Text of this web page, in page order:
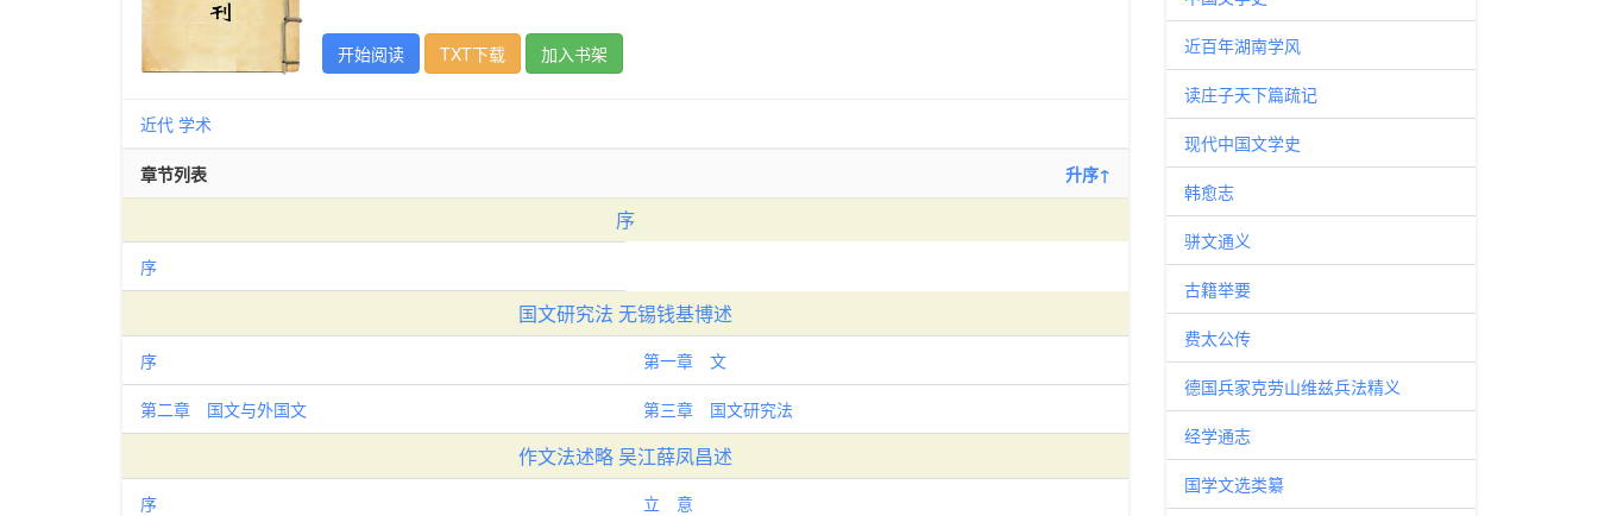
开始阅读 TXT下载 加入书架
近代 学术
章节列表 升序↑
序
序
国文研究法 无锡钱基博述
序 第一章 文
第二章 国文与外国文 第三章 国文研究法
作文法述略 吴江薛凤昌述
序 立 意
近百年湖南学风
读庄子天下篇疏记
现代中国文学史
韩愈志
骈文通义
古籍举要
费太公传
德国兵家克劳山维兹兵法精义
经学通志
国学文选类纂